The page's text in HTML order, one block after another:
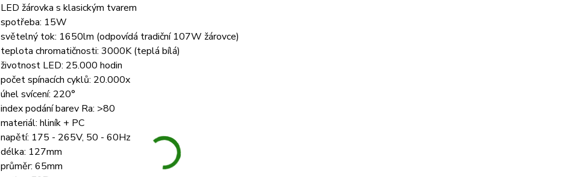
LED žárovka s klasickým tvarem
spotřeba: 15W
světelný tok: 1650lm (odpovídá tradiční 107W žárovce)
teplota chromatičnosti: 3000K (teplá bílá)
životnost LED: 25.000 hodin
počet spínacích cyklů: 20.000x
úhel svícení: 220°
index podání barev Ra: >80
materiál: hliník + PC
napětí: 175 - 265V, 50 - 60Hz
délka: 127mm
průměr: 65mm